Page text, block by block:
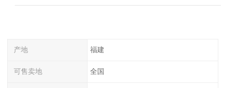
产地 福建
可售卖地 全国